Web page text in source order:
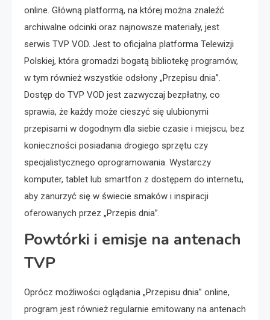
online. Główną platformą, na której można znaleźć
archiwalne odcinki oraz najnowsze materiały, jest
serwis TVP VOD. Jest to oficjalna platforma Telewizji
Polskiej, która gromadzi bogatą bibliotekę programów,
w tym również wszystkie odsłony „Przepisu dnia”.
Dostęp do TVP VOD jest zazwyczaj bezpłatny, co
sprawia, że każdy może cieszyć się ulubionymi
przepisami w dogodnym dla siebie czasie i miejscu, bez
konieczności posiadania drogiego sprzętu czy
specjalistycznego oprogramowania. Wystarczy
komputer, tablet lub smartfon z dostępem do internetu,
aby zanurzyć się w świecie smaków i inspiracji
oferowanych przez „Przepis dnia”.
Powtórki i emisje na antenach
TVP
Oprócz możliwości oglądania „Przepisu dnia” online,
program jest również regularnie emitowany na antenach